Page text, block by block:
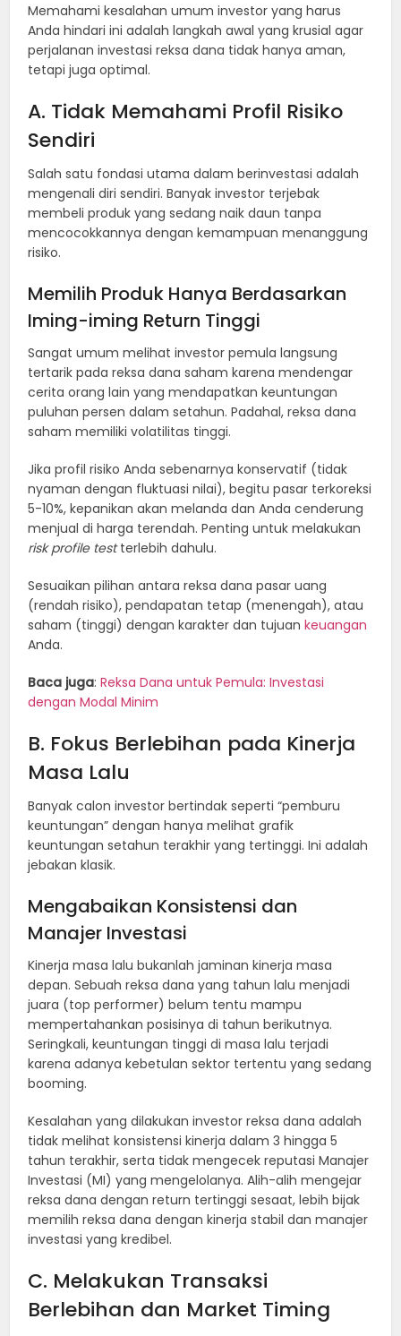
Memahami kesalahan umum investor yang harus
Anda hindari ini adalah langkah awal yang krusial agar
perjalanan investasi reksa dana tidak hanya aman,
tetapi juga optimal.
A. Tidak Memahami Profil Risiko
Sendiri
Salah satu fondasi utama dalam berinvestasi adalah
mengenali diri sendiri. Banyak investor terjebak
membeli produk yang sedang naik daun tanpa
mencocokkannya dengan kemampuan menanggung
risiko.
Memilih Produk Hanya Berdasarkan
Iming-iming Return Tinggi
Sangat umum melihat investor pemula langsung
tertarik pada reksa dana saham karena mendengar
cerita orang lain yang mendapatkan keuntungan
puluhan persen dalam setahun. Padahal, reksa dana
saham memiliki volatilitas tinggi.
Jika profil risiko Anda sebenarnya konservatif (tidak
nyaman dengan fluktuasi nilai), begitu pasar terkoreksi
5-10%, kepanikan akan melanda dan Anda cenderung
menjual di harga terendah. Penting untuk melakukan
risk profile testterlebih dahulu.
Sesuaikan pilihan antara reksa dana pasar uang
(rendah risiko), pendapatan tetap (menengah), atau
saham (tinggi) dengan karakter dan tujuankeuangan
Anda.
Baca juga:Reksa Dana untuk Pemula: Investasi
dengan Modal Minim
B. Fokus Berlebihan pada Kinerja
Masa Lalu
Banyak calon investor bertindak seperti “pemburu
keuntungan” dengan hanya melihat grafik
keuntungan setahun terakhir yang tertinggi. Ini adalah
jebakan klasik.
Mengabaikan Konsistensi dan
Manajer Investasi
Kinerja masa lalu bukanlah jaminan kinerja masa
depan. Sebuah reksa dana yang tahun lalu menjadi
juara (top performer) belum tentu mampu
mempertahankan posisinya di tahun berikutnya.
Seringkali, keuntungan tinggi di masa lalu terjadi
karena adanya kebetulan sektor tertentu yang sedang
booming.
Kesalahan yang dilakukan investor reksa dana adalah
tidak melihat konsistensi kinerja dalam 3 hingga 5
tahun terakhir, serta tidak mengecek reputasi Manajer
Investasi (MI) yang mengelolanya. Alih-alih mengejar
reksa dana dengan return tertinggi sesaat, lebih bijak
memilih reksa dana dengan kinerja stabil dan manajer
investasi yang kredibel.
C. Melakukan Transaksi
Berlebihan dan Market Timing